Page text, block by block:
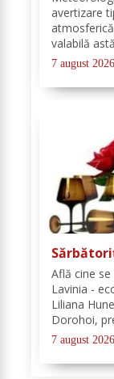
avertizare
valabilă
manifesta
(rafale de
7 august 2026
Află cine
Lavinia -
Liliana
Dorohoi,
Vieru -
7 august 2026